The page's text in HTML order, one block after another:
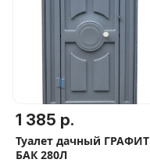
1 385 р.
Туалет дачный ГРАФИТ
БАК 280Л